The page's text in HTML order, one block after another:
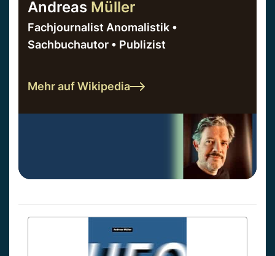
Andreas Müller
Fachjournalist Anomalistik •
Sachbuchautor • Publizist
Mehr auf Wikipedia